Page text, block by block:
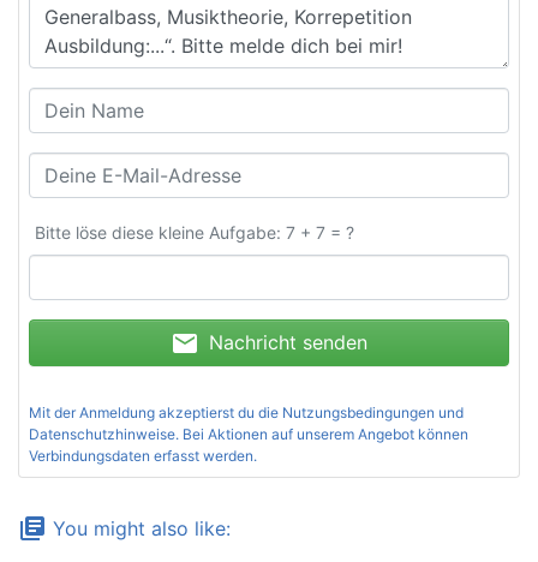
Bitte löse diese kleine Aufgabe: 7 + 7 = ?
mail Nachricht senden
Mit der Anmeldung akzeptierst du die Nutzungsbedingungen und
Datenschutzhinweise. Bei Aktionen auf unserem Angebot können
Verbindungsdaten erfasst werden.
library_books You might also like: